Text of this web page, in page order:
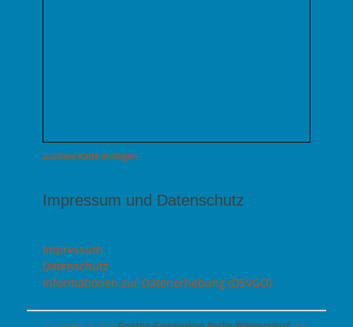
Größere Karte anzeigen
Impressum und Datenschutz
Impressum
Datenschutz
Informationen zur Datenerhebung (DSVGO)